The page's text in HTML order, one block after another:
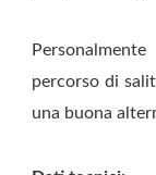
percorso di
una buona